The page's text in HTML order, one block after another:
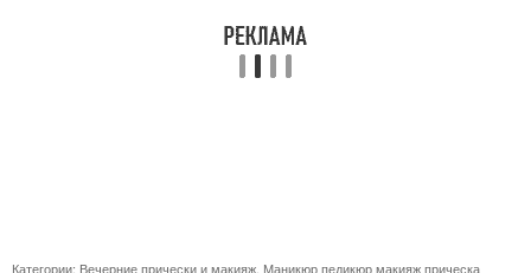
Категории: Вечерние прически и макияж Маникюр педикюр макияж прическа